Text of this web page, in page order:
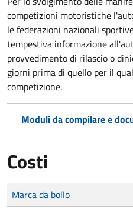
competizioni motoristiche
le federazioni nazionali
tempestiva informazione
provvedimento di rilascio o
giorni prima di quello per il
competizione.
Moduli da compilare e
Costi
Tipo di pagamento
Importo
Marca da bollo